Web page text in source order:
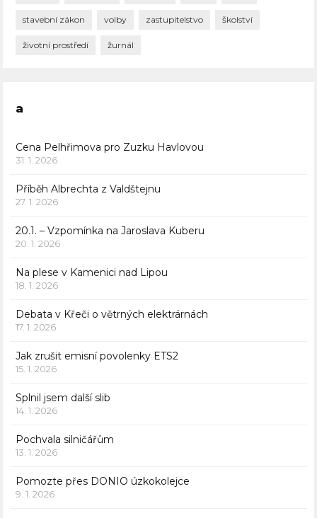
stavební zákon volby zastupitelstvo školství
životní prostředí žurnál
a
Cena Pelhřimova pro Zuzku Havlovou
31. 1. 2026
Příběh Albrechta z Valdštejnu
27. 1. 2026
20.1. – Vzpomínka na Jaroslava Kuberu
20. 1. 2026
Na plese v Kamenici nad Lipou
18. 1. 2026
Debata v Křeči o větrných elektrárnách
17. 1. 2026
Jak zrušit emisní povolenky ETS2
15. 1. 2026
Splnil jsem další slib
14. 1. 2026
Pochvala silničářům
13. 1. 2026
Pomozte přes DONIO úzkokolejce
9. 1. 2026